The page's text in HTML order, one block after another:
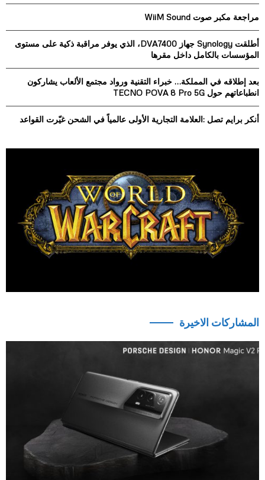
r
:
C
H
مراجعة مكبر صوت WiiM Sound
أطلقت Synology جهاز DVA7400، الذي يوفر مراقبة ذكية على مستوى
المؤسسات بالكامل داخل مقرها
بعد إطلاقه في المملكة… خبراء التقنية ورواد مجتمع الألعاب يشاركون
انطباعاتهم حول TECNO POVA 8 Pro 5G
أنكر برايم تصل :العلامة التجارية الأولى عالمياً في الشحن غيّرت القواعد
المشاركات الاخيرة